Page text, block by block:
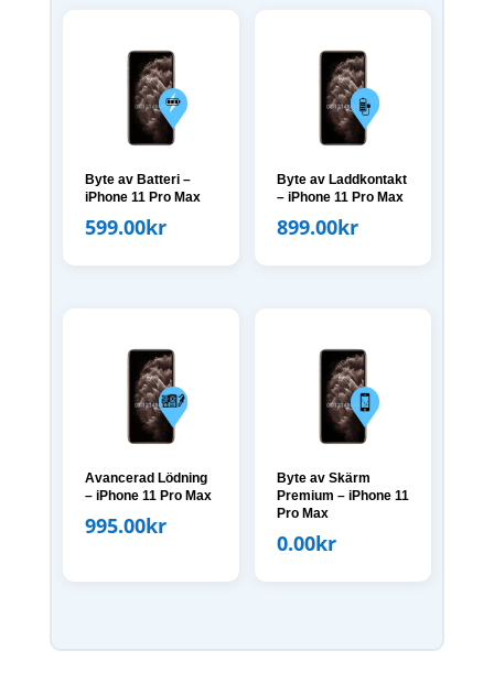
Byte av Batteri –
iPhone 11 Pro Max
599.00kr
Byte av Laddkontakt
– iPhone 11 Pro Max
899.00kr
Avancerad Lödning
– iPhone 11 Pro Max
995.00kr
Byte av Skärm
Premium – iPhone 11
Pro Max
0.00kr